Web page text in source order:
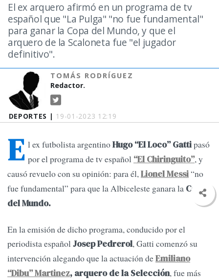
DEPORTES | 19-01-2023 12:19
El ex arquero afirmó en un programa de tv
español que "La Pulga" "no fue fundamental"
para ganar la Copa del Mundo, y que el
arquero de la Scaloneta fue "el jugador
definitivo".
TOMÁS RODRÍGUEZ
Redactor.
E l ex futbolista argentinoHugo “El Loco” Gattipasó
por el programa de tv español “El Chiringuito”, y
causó revuelo con su opinión: para él,Lionel Messi“no
fue fundamental” para que la Albiceleste ganara la Copa
del Mundo.
En la emisión de dicho programa, conducido por el
periodista españolJosep Pedrerol, Gatti comenzó su
intervención alegando que la actuación deEmiliano
“Dibu” Martinez, arquero de la Selección, fue más